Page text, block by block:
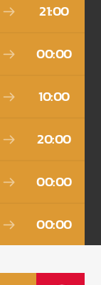
21:00
00:00
10:00
20:00
00:00
00:00